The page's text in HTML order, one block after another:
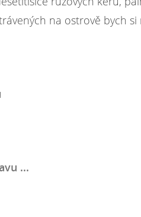
na ostrově bych
...